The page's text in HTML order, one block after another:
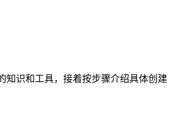
知识和工具，接着按步骤介绍具体创建